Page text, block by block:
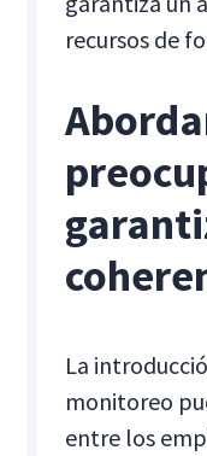
recursos de
La
monitoreo
entre los